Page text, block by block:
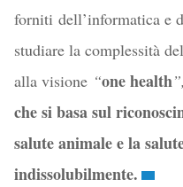
forniti dell’informatica e
studiare la complessità
alla visione “one health”,
che si basa sul
salute animale e la
indissolubilmente.